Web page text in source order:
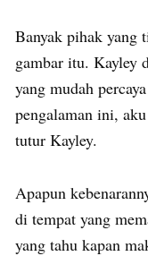
Banyak pihak yang
gambar itu. Kayley
yang mudah
pengalaman ini,
tutur Kayley.
Apapun
di tempat yang
yang tahu kapan